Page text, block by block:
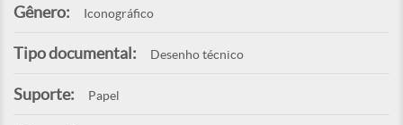
Gênero: Iconográfico
Tipo documental: Desenho técnico
Suporte: Papel